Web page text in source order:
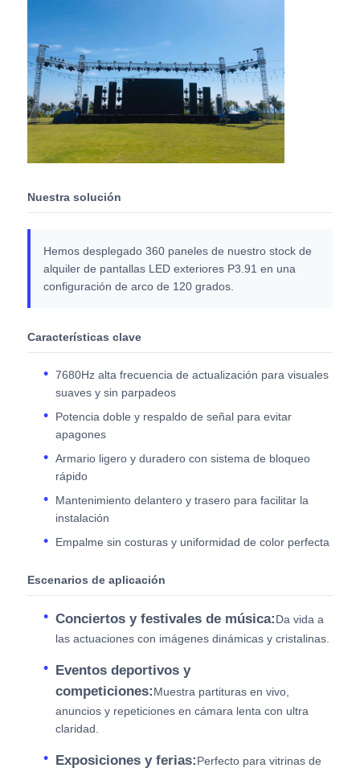
Nuestra solución
Hemos desplegado 360 paneles de nuestro stock de
alquiler de pantallas LED exteriores P3.91 en una
configuración de arco de 120 grados.
Características clave
7680Hz alta frecuencia de actualización para visuales
suaves y sin parpadeos
Potencia doble y respaldo de señal para evitar
apagones
Armario ligero y duradero con sistema de bloqueo
rápido
Mantenimiento delantero y trasero para facilitar la
instalación
Empalme sin costuras y uniformidad de color perfecta
Escenarios de aplicación
Conciertos y festivales de música:Da vida a
las actuaciones con imágenes dinámicas y cristalinas.
Eventos deportivos y
competiciones:Muestra partituras en vivo,
anuncios y repeticiones en cámara lenta con ultra
claridad.
Exposiciones y ferias:Perfecto para vitrinas de